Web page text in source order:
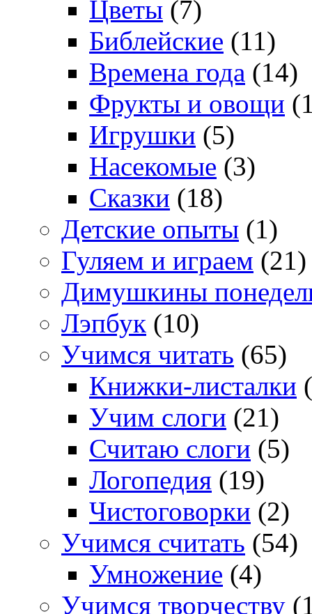
Цветы (7)
Библейские (11)
Времена года (14)
Фрукты и овощи
Игрушки (5)
Насекомые (3)
Сказки (18)
Детские опыты (1)
Гуляем и играем (21)
Димушкины
Лэпбук (10)
Учимся читать (65)
Книжки-листалки
Учим слоги (21)
Считаю слоги (5)
Логопедия (19)
Чистоговорки (2)
Учимся считать (54)
Умножение (4)
Учимся творчеству